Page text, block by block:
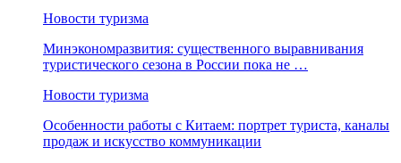
Новости туризма
Минэкономразвития: существенного выравнивания
туристического сезона в России пока не …
Новости туризма
Особенности работы с Китаем: портрет туриста, каналы
продаж и искусство коммуникации